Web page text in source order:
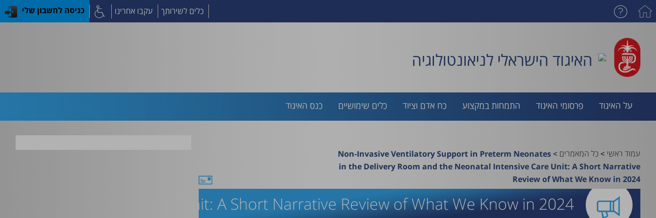
כלים לשירותך עקבו אחרינו כניסה לחשבון שלי
האיגוד הישראלי לניאונטולוגיה
על האיגוד פרסומי האיגוד התמחות במקצוע כח אדם וציוד כלים שימושיים כנס האיגוד
עמוד ראשי>כל המאמרים>
Non-Invasive Ventilatory Support in Preterm Neonates
in the Delivery Room and the Neonatal Intensive Care Unit: A Short Narrative
Review of What We Know in 2024
Intensive Care Unit: A Short Narrative Review of What We Know in 2024